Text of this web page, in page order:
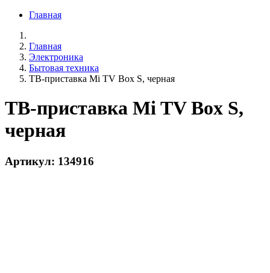
Главная
Главная
Электроника
Бытовая техника
ТВ-приставка Mi TV Box S, черная
ТВ-приставка Mi TV Box S,
черная
Артикул: 134916